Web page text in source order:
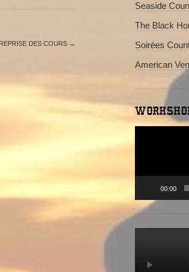
DES COURS →
Seaside
The Black
Soirées
American
00:00